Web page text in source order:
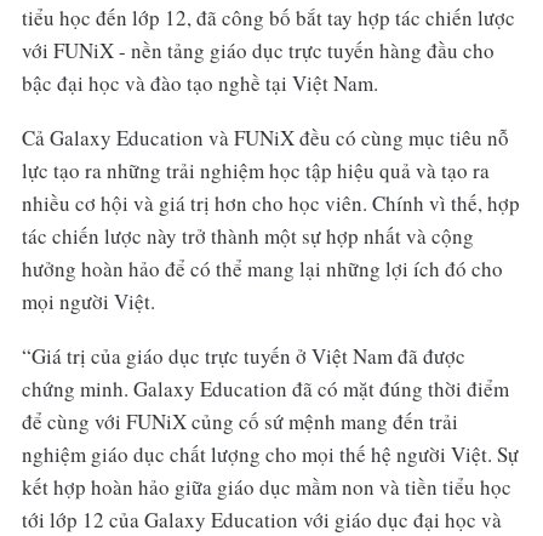
tiểu học đến lớp 12, đã công bố bắt tay hợp tác chiến lược
với FUNiX - nền tảng giáo dục trực tuyến hàng đầu cho
bậc đại học và đào tạo nghề tại Việt Nam.
Cả Galaxy Education và FUNiX đều có cùng mục tiêu nỗ
lực tạo ra những trải nghiệm học tập hiệu quả và tạo ra
nhiều cơ hội và giá trị hơn cho học viên. Chính vì thế, hợp
tác chiến lược này trở thành một sự hợp nhất và cộng
hưởng hoàn hảo để có thể mang lại những lợi ích đó cho
mọi người Việt.
“Giá trị của giáo dục trực tuyến ở Việt Nam đã được
chứng minh. Galaxy Education đã có mặt đúng thời điểm
để cùng với FUNiX củng cố sứ mệnh mang đến trải
nghiệm giáo dục chất lượng cho mọi thế hệ người Việt. Sự
kết hợp hoàn hảo giữa giáo dục mầm non và tiền tiểu học
tới lớp 12 của Galaxy Education với giáo dục đại học và